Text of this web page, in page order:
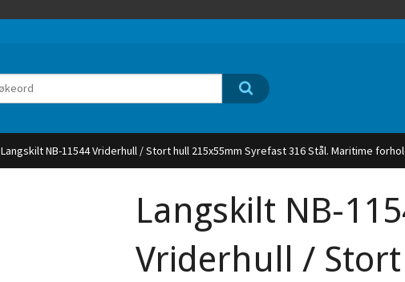
Langskilt NB-11544 Vriderhull / Stort hull 215x55mm Syrefast 316 Stål. Maritime
Langskilt NB-
Vriderhull /